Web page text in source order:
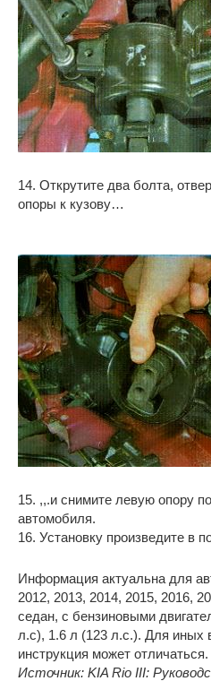
14. Открутите два болта,
опоры к кузову…
15. ,,.и снимите левую опору
автомобиля.
16. Установку произведите в
Информация актуальна для
2012, 2013, 2014, 2015, 2016,
седан, с бензиновыми
л.с), 1.6 л (123 л.с.). Для иных
инструкция может отличаться.
Источник: KIA Rio III: